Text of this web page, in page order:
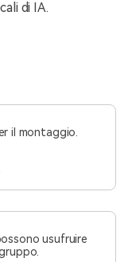
di IA.
il montaggio.
usufruire